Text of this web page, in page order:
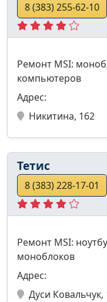
8 (383) 255-62-10
Ремонт MSI:
компьютеров
Адрес:
Никитина, 162
Тетис
8 (383) 228-17-01
Ремонт MSI:
моноблоков
Адрес:
Дуси Ковальчук,